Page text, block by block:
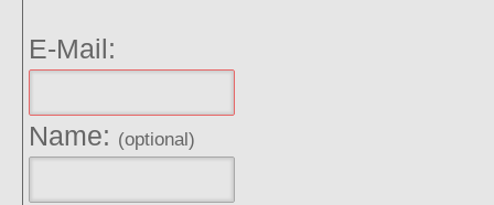
E-Mail:
Name: (optional)